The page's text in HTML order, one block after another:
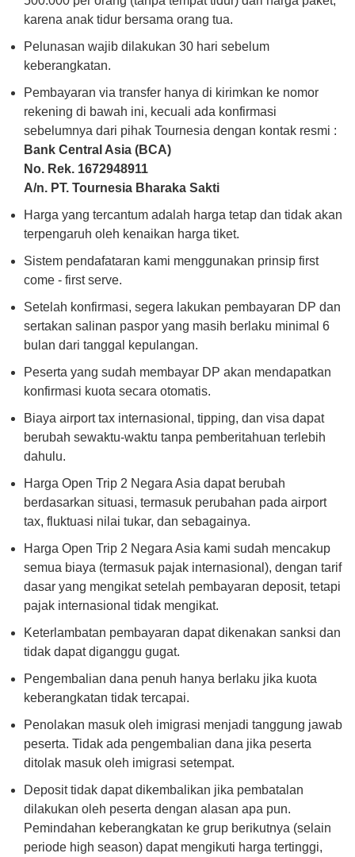
karena anak tidur bersama orang tua.
Pelunasan wajib dilakukan 30 hari sebelum
keberangkatan.
Pembayaran via transfer hanya di kirimkan ke nomor
rekening di bawah ini, kecuali ada konfirmasi
sebelumnya dari pihak Tournesia dengan kontak resmi :
Bank Central Asia (BCA)
No. Rek. 1672948911
A/n. PT. Tournesia Bharaka Sakti
Harga yang tercantum adalah harga tetap dan tidak akan
terpengaruh oleh kenaikan harga tiket.
Sistem pendafataran kami menggunakan prinsip first
come - first serve.
Setelah konfirmasi, segera lakukan pembayaran DP dan
sertakan salinan paspor yang masih berlaku minimal 6
bulan dari tanggal kepulangan.
Peserta yang sudah membayar DP akan mendapatkan
konfirmasi kuota secara otomatis.
Biaya airport tax internasional, tipping, dan visa dapat
berubah sewaktu-waktu tanpa pemberitahuan terlebih
dahulu.
Harga Open Trip 2 Negara Asia dapat berubah
berdasarkan situasi, termasuk perubahan pada airport
tax, fluktuasi nilai tukar, dan sebagainya.
Harga Open Trip 2 Negara Asia kami sudah mencakup
semua biaya (termasuk pajak internasional), dengan tarif
dasar yang mengikat setelah pembayaran deposit, tetapi
pajak internasional tidak mengikat.
Keterlambatan pembayaran dapat dikenakan sanksi dan
tidak dapat diganggu gugat.
Pengembalian dana penuh hanya berlaku jika kuota
keberangkatan tidak tercapai.
Penolakan masuk oleh imigrasi menjadi tanggung jawab
peserta. Tidak ada pengembalian dana jika peserta
ditolak masuk oleh imigrasi setempat.
Deposit tidak dapat dikembalikan jika pembatalan
dilakukan oleh peserta dengan alasan apa pun.
Pemindahan keberangkatan ke grup berikutnya (selain
periode high season) dapat mengikuti harga tertinggi,